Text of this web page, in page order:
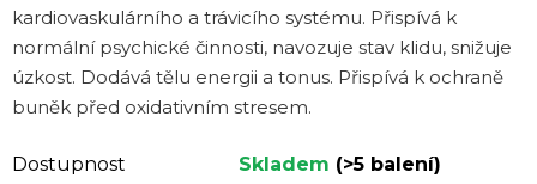
kardiovaskulárního a trávicího systému. Přispívá k
normální psychické činnosti, navozuje stav klidu, snižuje
úzkost. Dodává tělu energii a tonus. Přispívá k ochraně
buněk před oxidativním stresem.
Dostupnost Skladem (>5 balení)